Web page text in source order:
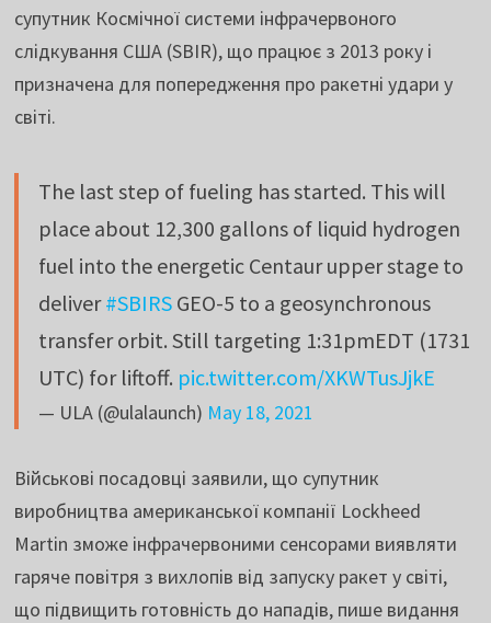
супутник Космічної системи інфрачервоного
слідкування США (SBIR), що працює з 2013 року і
призначена для попередження про ракетні удари у
світі.
The last step of fueling has started. This will
place about 12,300 gallons of liquid hydrogen
fuel into the energetic Centaur upper stage to
deliver#SBIRSGEO-5 to a geosynchronous
transfer orbit. Still targeting 1:31pmEDT (1731
UTC) for liftoff. pic.twitter.com/XKWTusJjkE
— ULA (@ulalaunch) May 18, 2021
Військові посадовці заявили, що супутник
виробництва американської компанії Lockheed
Martin зможе інфрачервоними сенсорами виявляти
гаряче повітря з вихлопів від запуску ракет у світі,
що підвищить готовність до нападів, пише видання